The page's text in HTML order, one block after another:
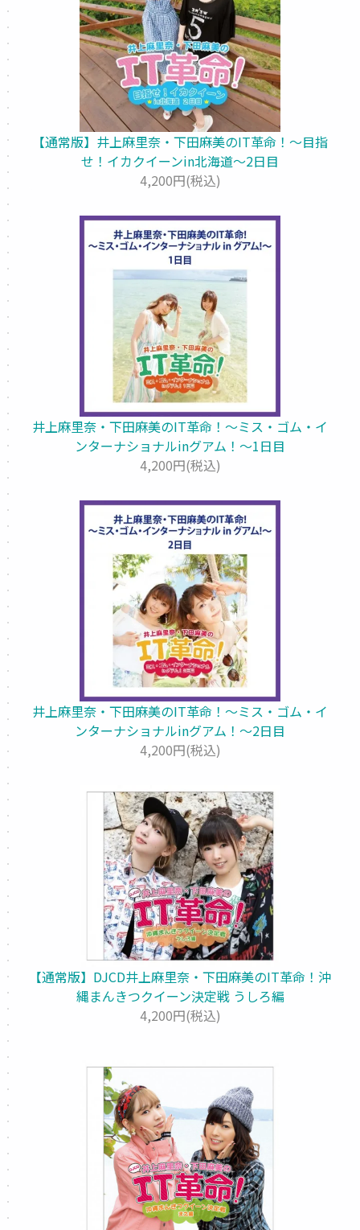
【通常版】井上麻里奈・下田麻美のIT革命！～目指
せ！イカクイーンin北海道～2日目
4,200円(税込)
井上麻里奈・下田麻美のIT革命！～ミス・ゴム・イ
ンターナショナルinグアム！～1日目
4,200円(税込)
井上麻里奈・下田麻美のIT革命！～ミス・ゴム・イ
ンターナショナルinグアム！～2日目
4,200円(税込)
【通常版】DJCD井上麻里奈・下田麻美のIT革命！沖
縄まんきつクイーン決定戦 うしろ編
4,200円(税込)